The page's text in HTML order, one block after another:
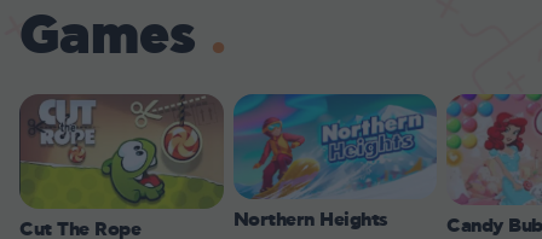
Games
Cut The Rope Northern Heights Candy